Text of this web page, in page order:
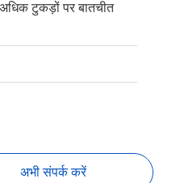
टुकड़ों पर बातचीत
अभी संपर्क करें